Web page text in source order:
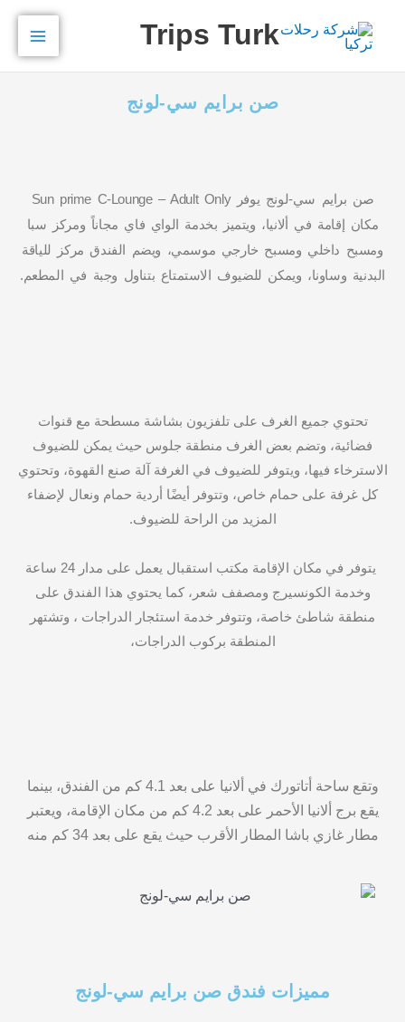
Trips Turk
صن برايم سي-لونج
صن برايم سي-لونج يوفر Sun prime C-Lounge – Adult Only
مكان إقامة في ألانيا، ويتميز بخدمة الواي فاي مجاناً ومركز سبا
ومسبح داخلي ومسبح خارجي موسمي، ويضم الفندق مركز للياقة
البدنية وساونا، ويمكن للضيوف الاستمتاع بتناول وجبة في المطعم.
تحتوي جميع الغرف على تلفزيون بشاشة مسطحة مع قنوات
فضائية، وتضم بعض الغرف منطقة جلوس حيث يمكن للضيوف
الاسترخاء فيها، ويتوفر للضيوف في الغرفة آلة صنع القهوة، وتحتوي
كل غرفة على حمام خاص، وتتوفر أيضًا أردية حمام ونعال لإضفاء
المزيد من الراحة للضيوف.
يتوفر في مكان الإقامة مكتب استقبال يعمل على مدار 24 ساعة
وخدمة الكونسيرج ومصفف شعر، كما يحتوي هذا الفندق على
منطقة شاطئ خاصة، وتتوفر خدمة استئجار الدراجات ، وتشتهر
المنطقة بركوب الدراجات،
وتقع ساحة أتاتورك في ألانيا على بعد 4.1 كم من الفندق، بينما
يقع برج ألانيا الأحمر على بعد 4.2 كم من مكان الإقامة، ويعتبر
مطار غازي باشا المطار الأقرب حيث يقع على بعد 34 كم منه
مميزات فندق صن برايم سي-لونج